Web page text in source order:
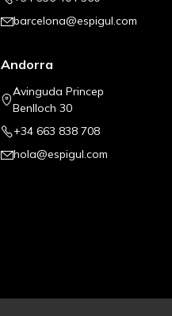
barcelona@espigul.com
Andorra
Avinguda Princep
Benlloch 30
+34 663 838 708
hola@espigul.com